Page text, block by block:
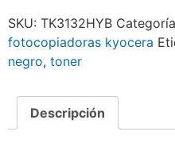
SKU: TK3132HYB
fotocopiadoras kyocera
negro, toner
Descripción